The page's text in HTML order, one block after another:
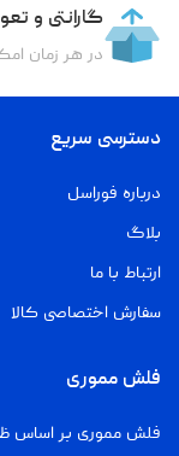
گارانتی و
در هر زمان
دسترسی سریع
درباره فوراسل
بلاگ
ارتباط با ما
سفارش اختصاصی کالا
فلش مموری
فلش مموری بر اساس